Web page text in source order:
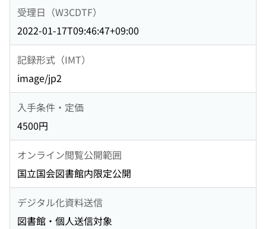
受理日（W3CDTF）
2022-01-17T09:46:47+09:00
記録形式（IMT）
image/jp2
入手条件・定価
4500円
オンライン閲覧公開範囲
国立国会図書館内限定公開
デジタル化資料送信
図書館・個人送信対象